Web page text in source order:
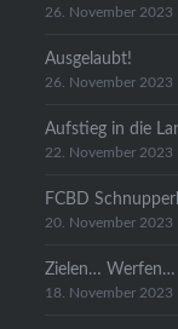
26. November 2023
Ausgelaubt!
26. November 2023
Aufstieg in die
22. November 2023
FCBD
20. November 2023
Zielen…
18. November 2023